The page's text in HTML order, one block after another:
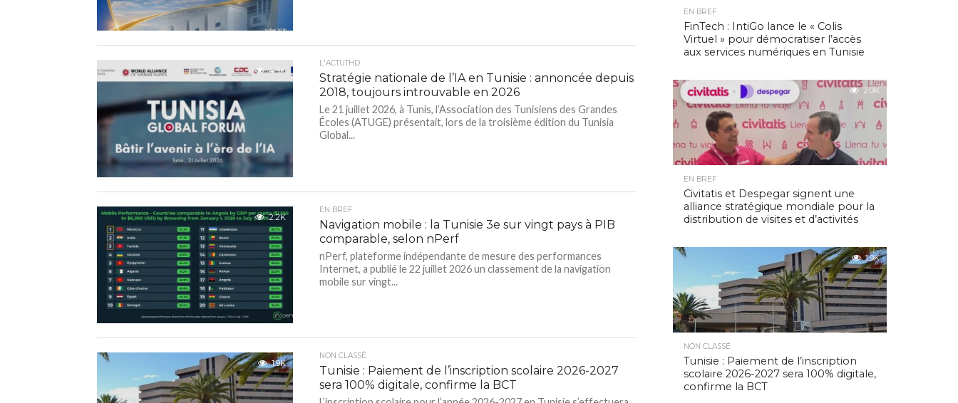
4.9K
L'ACTUTHD
Stratégie nationale de l’IA en Tunisie : annoncée depuis
2018, toujours introuvable en 2026
Le 21 juillet 2026, à Tunis, l’Association des Tunisiens des Grandes
Écoles (ATUGE) présentait, lors de la troisième édition du Tunisia
Global...
2.2K
EN BREF
Navigation mobile : la Tunisie 3e sur vingt pays à PIB
comparable, selon nPerf
nPerf, plateforme indépendante de mesure des performances
Internet, a publié le 22 juillet 2026 un classement de la navigation
mobile sur vingt...
1.9K
NON CLASSÉ
Tunisie : Paiement de l’inscription scolaire 2026-2027
sera 100% digitale, confirme la BCT
EN BREF
FinTech : IntiGo lance le « Colis
Virtuel » pour démocratiser l’accès
aux services numériques en Tunisie
2.0K
EN BREF
Civitatis et Despegar signent une
alliance stratégique mondiale pour la
distribution de visites et d’activités
1.9K
NON CLASSÉ
Tunisie : Paiement de l’inscription
scolaire 2026-2027 sera 100% digitale,
confirme la BCT